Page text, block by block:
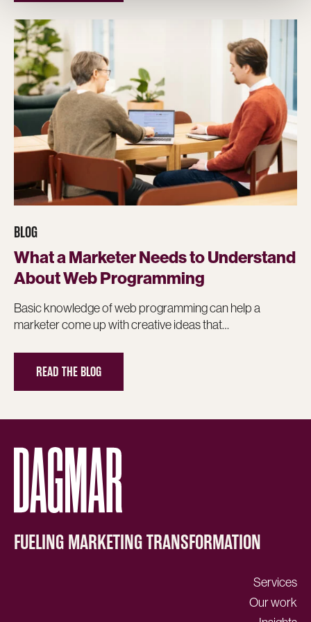
BLOG
What a Marketer Needs to Understand
About Web Programming
Basic knowledge of web programming can help a
marketer come up with creative ideas that…
READ THE BLOG
FUELING MARKETING TRANSFORMATION
Services
Our work